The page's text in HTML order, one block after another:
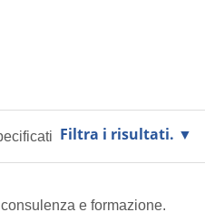
Filtra i risultati.
e formazione.